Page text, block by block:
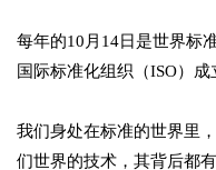
每年的10月14日是世界标
国际标准化组织（ISO）成
我们身处在标准的世界里
们世界的技术，其背后都